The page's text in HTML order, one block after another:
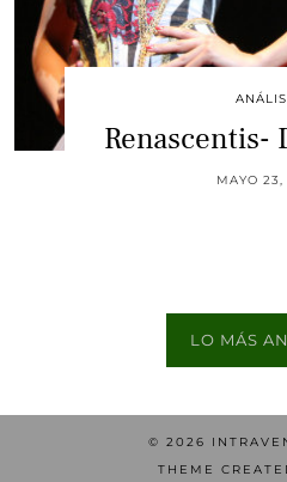
Renascentis-
MAYO 23,
LO MÁS
© 2026
THEME